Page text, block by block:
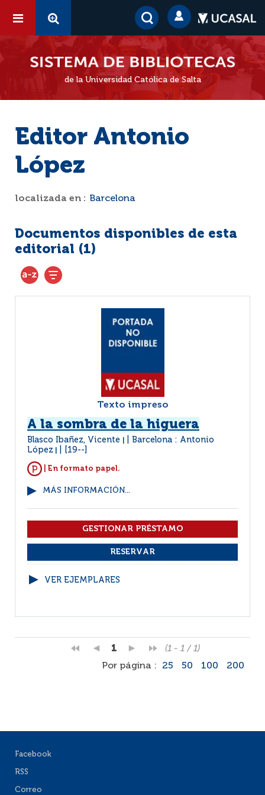
de la Universidad Católica de Salta
Editor Antonio
López
localizada en : Barcelona
Documentos disponibles de esta
editorial (1)
Texto impreso
A la sombra de la higuera
Blasco Ibañez, Vicente
Barcelona : Antonio
López
[19--]
| En formato papel.
MÁS INFORMACIÓN...
VER EJEMPLARES
1
(1 - 1 / 1)
Por página :
25 50 100 200
Facebook
RSS
Correo